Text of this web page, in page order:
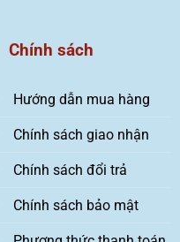
Chính sách
Hướng dẫn mua hàng
Chính sách giao nhận
Chính sách đổi trả
Chính sách bảo mật